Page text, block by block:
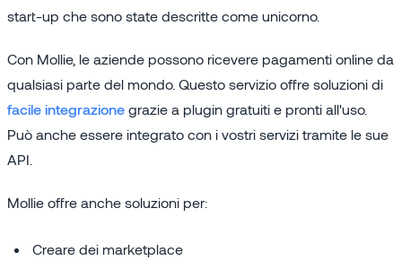
start-up che sono state descritte come unicorno.
Con Mollie, le aziende possono ricevere pagamenti online da
qualsiasi parte del mondo. Questo servizio offre soluzioni di
facile integrazione grazie a plugin gratuiti e pronti all'uso.
Può anche essere integrato con i vostri servizi tramite le sue
API.
Mollie offre anche soluzioni per:
Creare dei marketplace